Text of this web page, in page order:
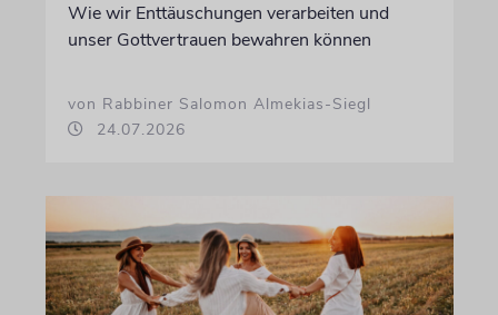
Wie wir Enttäuschungen verarbeiten und
unser Gottvertrauen bewahren können
von Rabbiner Salomon Almekias-Siegl
24.07.2026